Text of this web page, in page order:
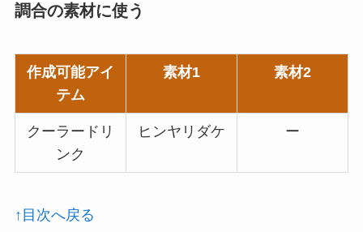
調合の素材に使う
作成可能アイ
テム
素材1 素材2
クーラードリ
ンク
ヒンヤリダケ ー
↑目次へ戻る